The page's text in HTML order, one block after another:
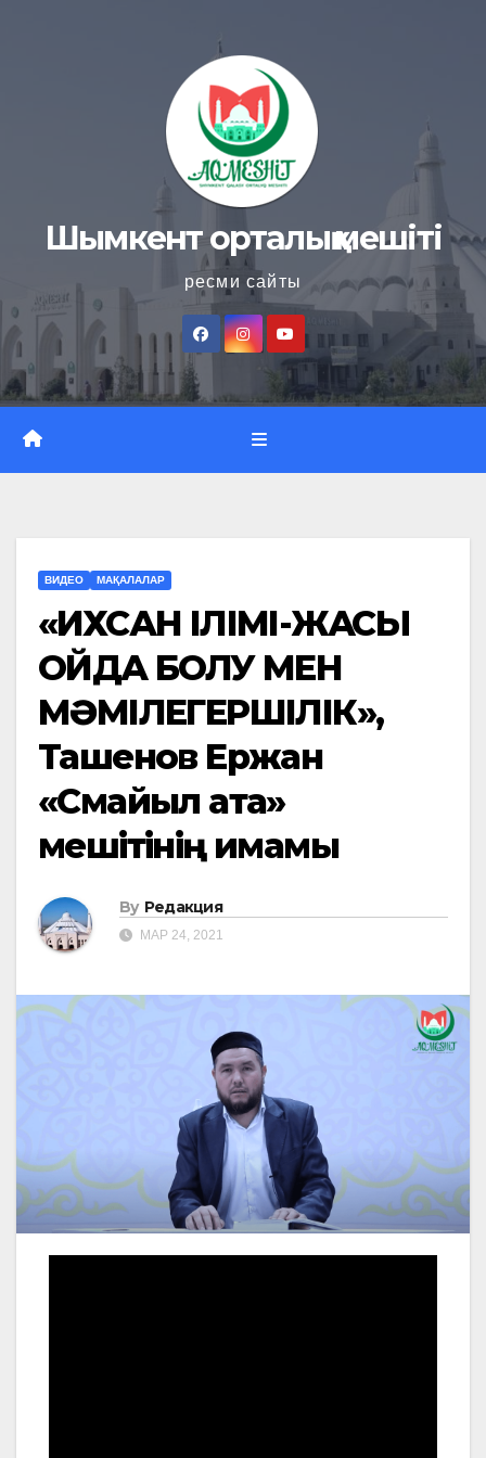
Шымкент орталық мешіті
ресми сайты
ВИДЕО МАҚАЛАЛАР
«ИХСАН ІЛІМІ-ЖАҚСЫ
ОЙДА БОЛУ МЕН
МӘМІЛЕГЕРШІЛІК»,
Ташенов Ержан
«Смайыл ата»
мешітінің имамы
By Редакция
МАР 24, 2021